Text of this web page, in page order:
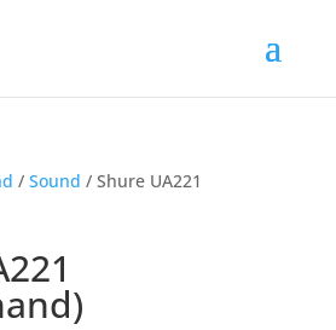
/ Sound / Shure UA221